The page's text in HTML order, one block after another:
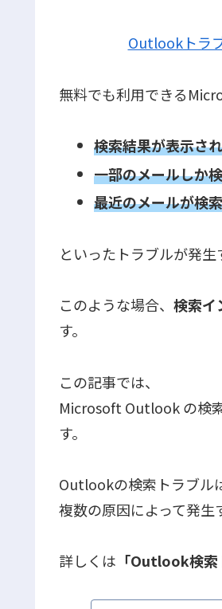
Outlookトラ
無料でも利用できる
検索結果が表示さ
一部のメールしか
最近のメールが検
といったトラブルが発生
このような場合、 検索イ
す。
この記事では、
Microsoft Outlook の検
す。
Outlookの検索トラブル
複数の原因によって発生
詳しくは 「Outlook検索